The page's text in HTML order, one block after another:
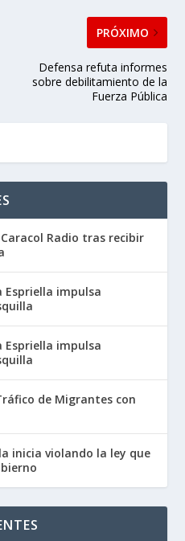
PRÓXIMO
Defensa refuta informes
sobre debilitamiento de la
Fuerza Pública
Radio tras recibir
Espriella impulsa
Espriella impulsa
de Migrantes con
inicia violando la ley que